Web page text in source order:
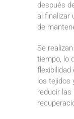
después
al finalizar
de
Se
tiempo, lo
flexibilidad
los tejidos
reducir las